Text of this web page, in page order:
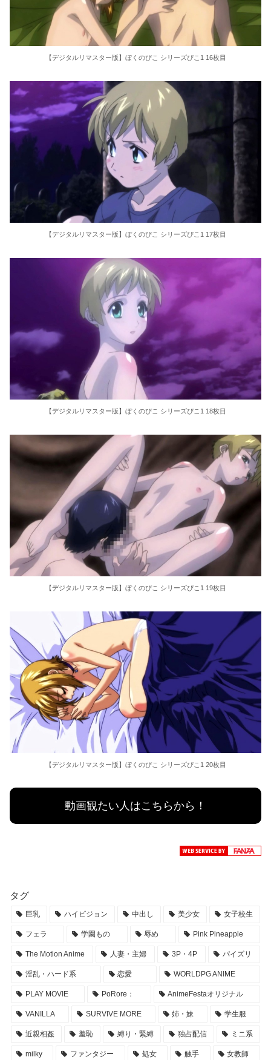
【デジタルリマスター版】ぼくのぴこ シリーズぴこ1 16枚目
【デジタルリマスター版】ぼくのぴこ シリーズぴこ1 17枚目
【デジタルリマスター版】ぼくのぴこ シリーズぴこ1 18枚目
【デジタルリマスター版】ぼくのぴこ シリーズぴこ1 19枚目
【デジタルリマスター版】ぼくのぴこ シリーズぴこ1 20枚目
動画観たい人はこちらから！
タグ
巨乳 ハイビジョン 中出し 美少女 女子校生
フェラ 学園もの 辱め Pink Pineapple
The Motion Anime 人妻・主婦 3P・4P パイズリ
淫乱・ハード系 恋愛 WORLDPG ANIME
PLAY MOVIE PoRore： AnimeFestaオリジナル
VANILLA SURVIVE MORE 姉・妹 学生服
近親相姦 羞恥 縛り・緊縛 独占配信 ミニ系
milky ファンタジー 処女 触手 女教師